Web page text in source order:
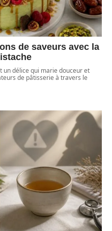
de saveurs avec la
un délice qui marie douceur et
de pâtisserie à travers le